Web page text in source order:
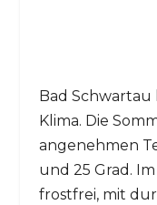
Bad Schwartau
Klima. Die
angenehmen
und 25 Grad.
frostfrei, mit